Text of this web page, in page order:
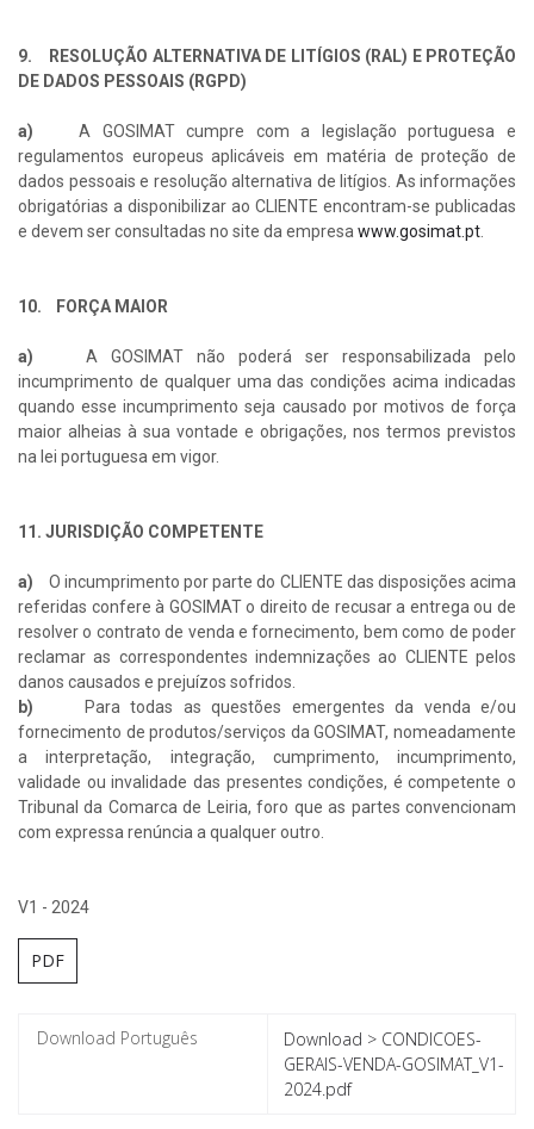
9. RESOLUÇÃO ALTERNATIVA DE LITÍGIOS (RAL) E PROTEÇÃO
DE DADOS PESSOAIS (RGPD)
a)A GOSIMAT cumpre com a legislação portuguesa e
regulamentos europeus aplicáveis em matéria de proteção de
dados pessoais e resolução alternativa de litígios. As informações
obrigatórias a disponibilizar ao CLIENTE encontram-se publicadas
e devem ser consultadas no site da empresa www.gosimat.pt
10. FORÇA MAIOR
a) A GOSIMAT não poderá ser responsabilizada pelo
incumprimento de qualquer uma das condições acima indicadas
quando esse incumprimento seja causado por motivos de força
maior alheias à sua vontade e obrigações, nos termos previstos
na lei portuguesa em vigor.
11. JURISDIÇÃO COMPETENTE
a) O incumprimento por parte do CLIENTE das disposições acima
referidas confere à GOSIMAT o direito de recusar a entrega ou de
resolver o contrato de venda e fornecimento, bem como de poder
reclamar as correspondentes indemnizações ao CLIENTE pelos
danos causados e prejuízos sofridos.
b)
Para todas as questões emergentes da venda e/ou
fornecimento de produtos/serviços da GOSIMAT, nomeadamente
a interpretação, integração, cumprimento, incumprimento,
validade ou invalidade das presentes condições, é competente o
Tribunal da Comarca de Leiria, foro que as partes convencionam
com expressa renúncia a qualquer outro.
V1 - 2024
PDF
Download > CONDICOES-
GERAIS-VENDA-GOSIMAT_V1-
2024.pdf